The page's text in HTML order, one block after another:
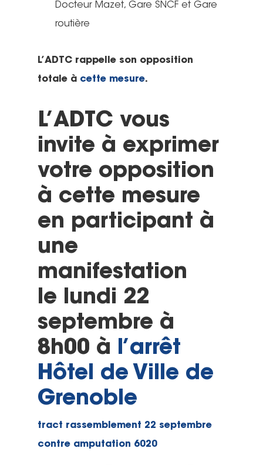
Docteur Mazet, Gare SNCF et Gare
routière
L’ADTC rappelle son opposition
totale à cette mesure.
L’ADTC vous
invite à exprimer
votre opposition
à cette mesure
en participant à
une
manifestation
le lundi 22
septembre à
8h00 à l’arrêt
Hôtel de Ville de
Grenoble
tract rassemblement 22 septembre
contre amputation 6020